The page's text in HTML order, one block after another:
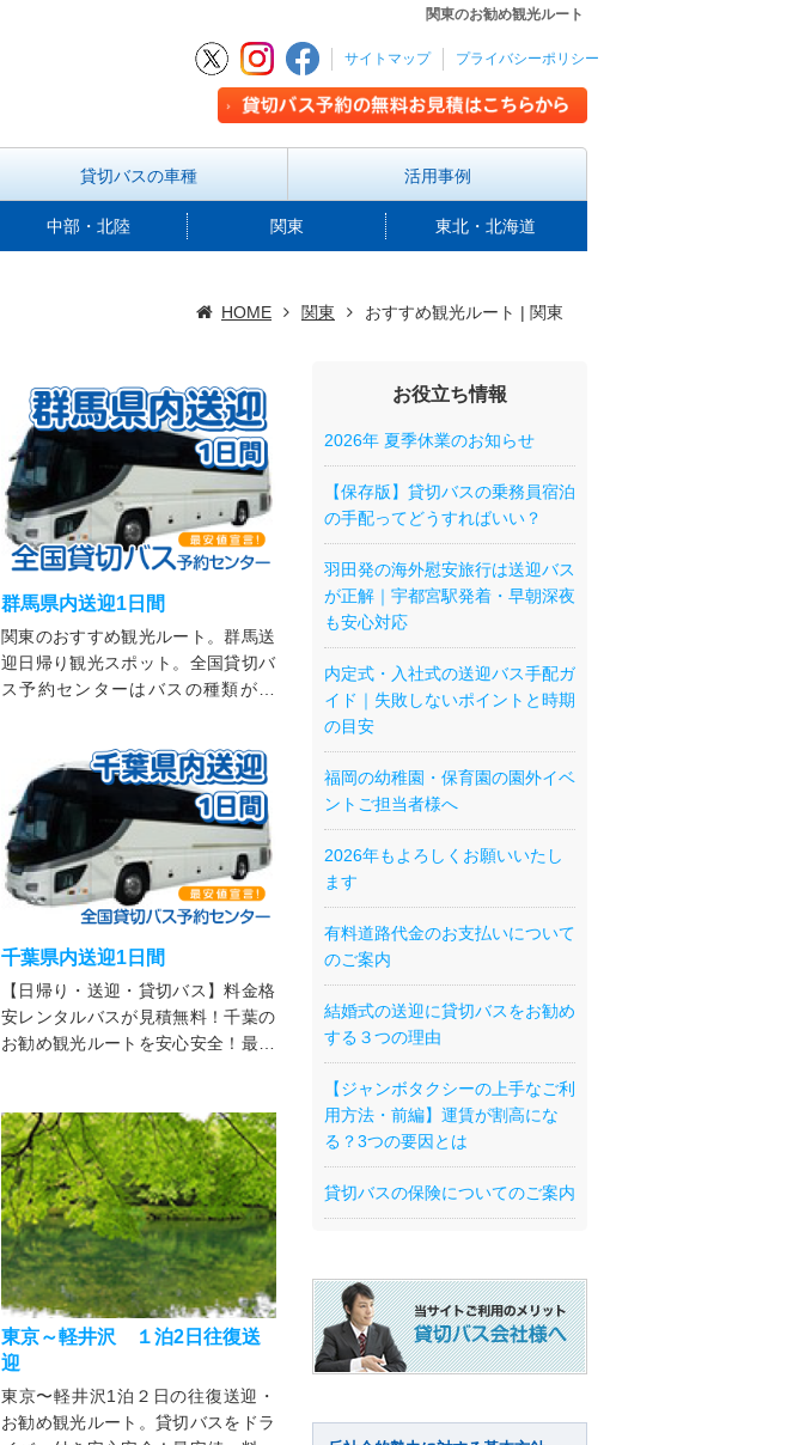
関東のお勧め観光ルート
サイトマップ プライバシーポリシー
貸切バスの車種 活用事例
中部・北陸 関東 東北・北海道
HOME 関東 おすすめ観光ルート | 関東
群馬県内送迎1日間
関東のおすすめ観光ルート。群馬送
迎日帰り観光スポット。全国貸切バ
ス予約センターはバスの種類が豊
個人を問わず様々な行事にご利用可
能。
千葉県内送迎1日間
【日帰り・送迎・貸切バス】料金格
安レンタルバスが見積無料！千葉の
お勧め観光ルートを安心安全！最安
イクロバス・サロンバス・ジャンボ
タクシー・ドライバー付き。
東京～軽井沢 １泊2日往復送
迎
東京〜軽井沢1泊２日の往復送迎・
お勧め観光ルート。貸切バスをドラ
お役立ち情報
2026年 夏季休業のお知らせ
【保存版】貸切バスの乗務員宿泊
の手配ってどうすればいい？
羽田発の海外慰安旅行は送迎バス
が正解｜宇都宮駅発着・早朝深夜
も安心対応
内定式・入社式の送迎バス手配ガ
イド｜失敗しないポイントと時期
の目安
福岡の幼稚園・保育園の園外イベ
ントご担当者様へ
2026年もよろしくお願いいたし
ます
有料道路代金のお支払いについて
のご案内
結婚式の送迎に貸切バスをお勧め
する３つの理由
【ジャンボタクシーの上手なご利
用方法・前編】運賃が割高にな
る？3つの要因とは
貸切バスの保険についてのご案内